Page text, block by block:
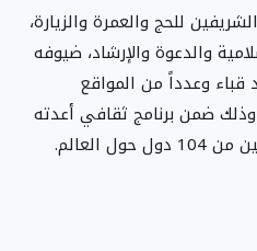
للحج والعمرة والزيارة،
والدعوة والإرشاد، ضيوفه
وعدداً من المواقع
وذلك ضمن برنامج ثقافي أعدته
العالم.